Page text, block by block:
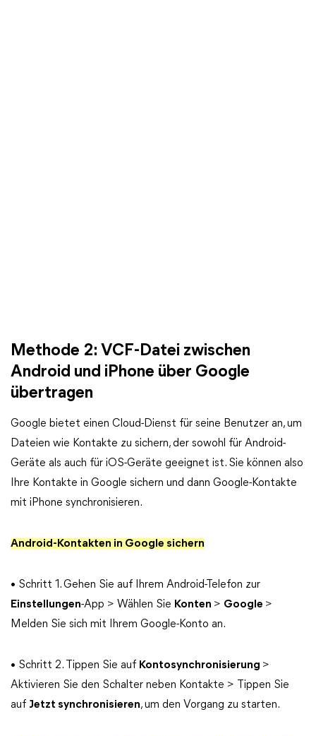
Methode 2: VCF-Datei zwischen
Android und iPhone über Google
übertragen
Google bietet einen Cloud-Dienst für seine Benutzer an, um
Dateien wie Kontakte zu sichern, der sowohl für Android-
Geräte als auch für iOS-Geräte geeignet ist. Sie können also
Ihre Kontakte in Google sichern und dann Google-Kontakte
mit iPhone synchronisieren.
Android-Kontakten in Google sichern
• Schritt 1. Gehen Sie auf Ihrem Android-Telefon zur
Einstellungen-App > Wählen Sie Konten > Google >
Melden Sie sich mit Ihrem Google-Konto an.
• Schritt 2. Tippen Sie auf Kontosynchronisierung >
Aktivieren Sie den Schalter neben Kontakte > Tippen Sie
auf Jetzt synchronisieren, um den Vorgang zu starten.